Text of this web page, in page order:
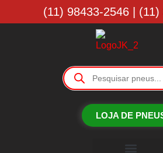
(11) 98433-2546 |
LOJA DE